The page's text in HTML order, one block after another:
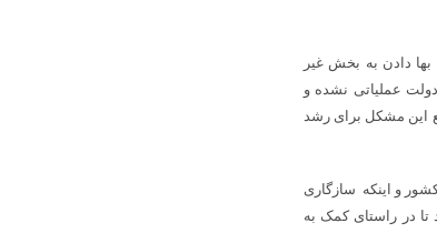
بها دادن به بخش غیر
دولت عملیاتی نشده و
این مشکل برای رشد
و اینکه سازگاری
تا در راستای کمک به